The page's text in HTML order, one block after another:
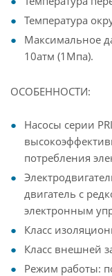
Температура
Максимальное
10атм (1Мпа).
ОСОБЕННОСТИ:
Насосы серии
потребления
двигатель с
электронным
Класс
Класс внешней
Режим работы: